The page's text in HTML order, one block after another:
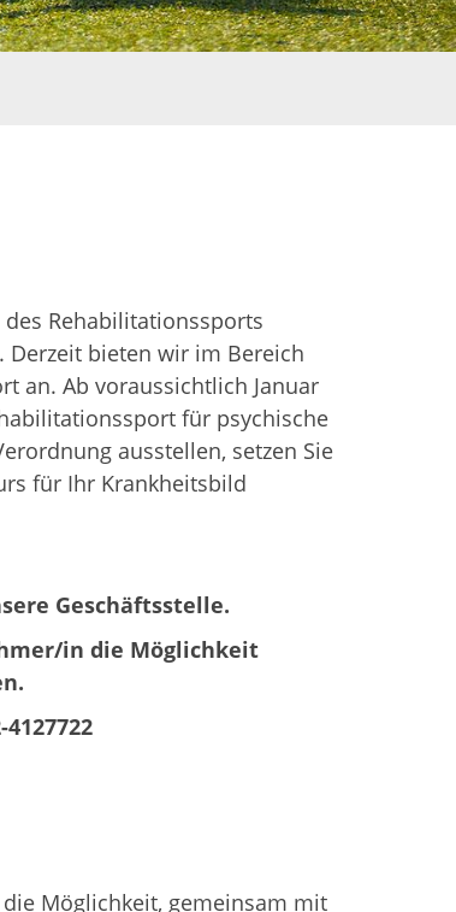
Rehabilitationssports
Derzeit bieten wir im Bereich
an. Ab voraussichtlich Januar
für psychische
ausstellen, setzen Sie
für Ihr Krankheitsbild
Geschäftsstelle.
in die Möglichkeit
Möglichkeit, gemeinsam mit